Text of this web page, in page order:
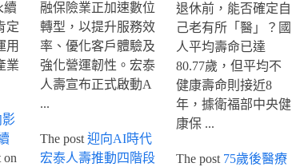
續
定
用
業
on
融保險業正加速數位
轉型，以提升服務效
率、優化客戶體驗及
強化營運韌性。宏泰
人壽宣布正式啟動A
...
The post迎向AI時代
宏泰人壽推動四階段
退休前，能否確定自
己老有所「醫」？國
人平均壽命已達
80.77歲，但平均不
健康壽命則接近8
年，據衛福部中央健
康保 ...
The post 75歲後醫療